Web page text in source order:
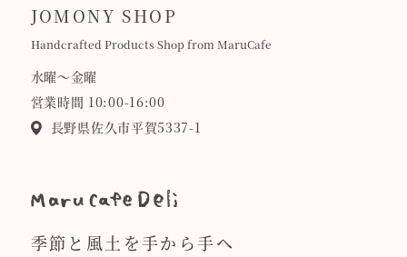
JOMONY SHOP
Handcrafted Products Shop from MaruCafe
水曜〜金曜
営業時間 10:00-16:00
長野県佐久市平賀5337-1
季節と風土を手から手へ